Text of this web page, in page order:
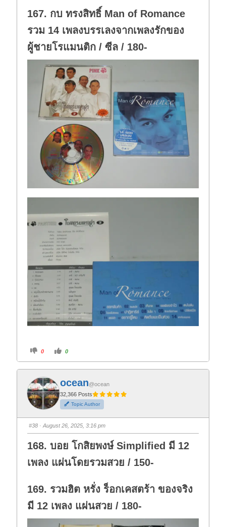
167. กบ ทรงสิทธิ์ Man of Romance
รวม 14 เพลงบรรเลงจากเพลงรักของ
ผู้ชายโรแมนติก / ซีล / 180-
C
i
k
f
o
r
t
h
u
m
d
o
n
.
0
C
i
k
o
r
t
h
u
m
u
p
0
ocean@ocean
32,366 Posts
Topic Author
#38 · August 26, 2025, 3:16 pm
168. บอย โกสิยพงษ์ Simplified มี 12
เพลง แผ่นโดยรวมสวย / 150-
169. รวมฮิต หรั่ง ร็อกเคสตร้า ของจริง
มี 12 เพลง แผ่นสวย / 180-